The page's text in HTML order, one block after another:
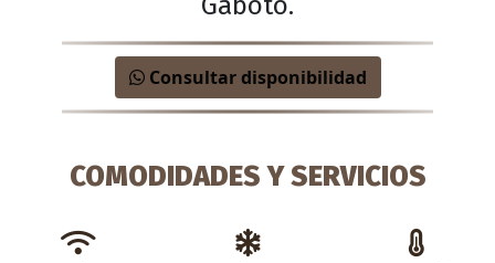
Consultar disponibilidad
COMODIDADES Y SERVICIOS